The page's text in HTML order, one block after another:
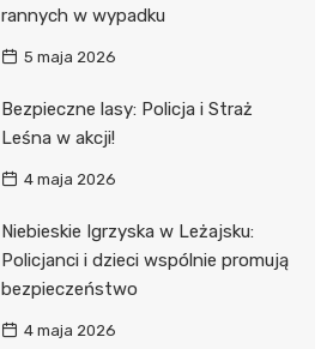
rannych w wypadku
5 maja 2026
Bezpieczne lasy: Policja i Straż
Leśna w akcji!
4 maja 2026
Niebieskie Igrzyska w Leżajsku:
Policjanci i dzieci wspólnie promują
bezpieczeństwo
4 maja 2026